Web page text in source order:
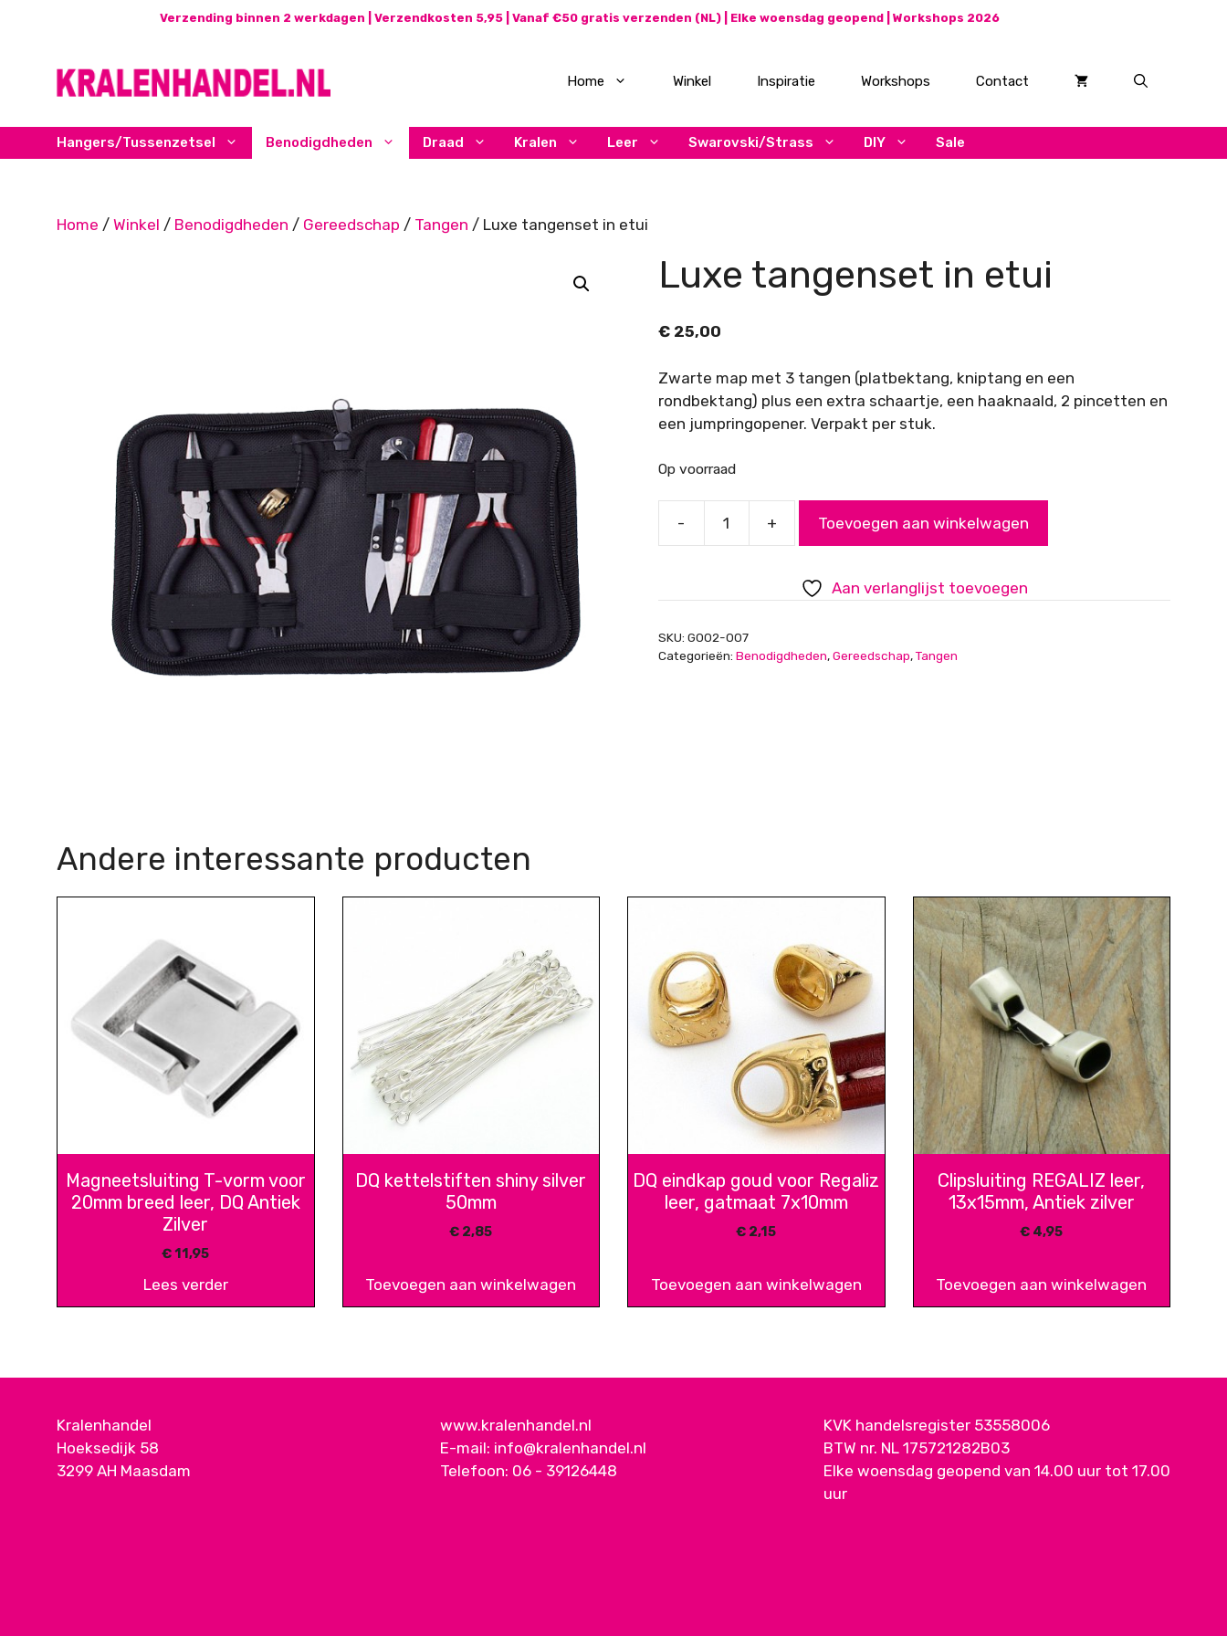
Verzending binnen 2 werkdagen | Verzendkosten 5,95 | Vanaf €50 gratis verzenden (NL) | Elke woensdag geopend | Workshops 2026
Home Winkel Inspiratie Workshops Contact
Hangers/Tussenzetsel Benodigdheden Draad Kralen Leer Swarovski/Strass DIY Sale
Home / Winkel / Benodigdheden / Gereedschap / Tangen / Luxe tangenset in etui
Luxe tangenset in etui
€25,00
Zwarte map met 3 tangen (platbektang, kniptang en een
rondbektang) plus een extra schaartje, een haaknaald, 2 pincetten en
een jumpringopener. Verpakt per stuk.
Op voorraad
-
etui
+ Toevoegen aan winkelwagen
Aan verlanglijst toevoegen
SKU: G002-007
Categorieën: Benodigdheden,Gereedschap,Tangen
Andere interessante producten
Magneetsluiting T-vorm voor
20mm breed leer, DQ Antiek
Zilver
€11,95
Lees verder
DQ kettelstiften shiny silver
50mm
€ 2,85
Toevoegen aan winkelwagen
DQ eindkap goud voor Regaliz
leer, gatmaat 7x10mm
€ 2,15
Toevoegen aan winkelwagen
Clipsluiting REGALIZ leer,
13x15mm, Antiek zilver
€ 4,95
Toevoegen aan winkelwagen
Kralenhandel
Hoeksedijk 58
3299 AH Maasdam
www.kralenhandel.nl
E-mail: info@kralenhandel.nl
Telefoon: 06 - 39126448
KVK handelsregister 53558006
BTW nr. NL 175721282B03
Elke woensdag geopend van 14.00 uur tot 17.00
uur